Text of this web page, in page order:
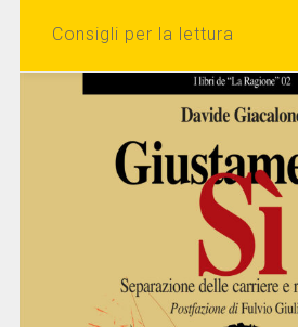
Consigli per la lettura